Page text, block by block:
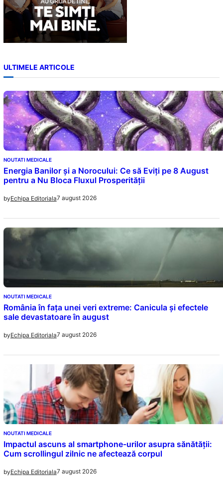
ULTIMELE ARTICOLE
NOUTATI MEDICALE
Energia Banilor și a Norocului: Ce să Eviți pe 8 August
pentru a Nu Bloca Fluxul Prosperității
byEchipa Editoriala7 august 2026
NOUTATI MEDICALE
România în fața unei veri extreme: Canicula și efectele
sale devastatoare în august
byEchipa Editoriala7 august 2026
NOUTATI MEDICALE
Impactul ascuns al smartphone-urilor asupra sănătății:
Cum scrollingul zilnic ne afectează corpul
byEchipa Editoriala7 august 2026